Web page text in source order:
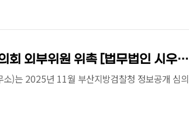
연락주세요. 📞 법무법인 시우 부산 이용민 변호
부산지방검찰청 정보공개심의회 외부위원 위촉 [법무법인 시우 부산 이용민 변호사]
)는 2025년 11월 부산지방검찰청 정보공개 심의